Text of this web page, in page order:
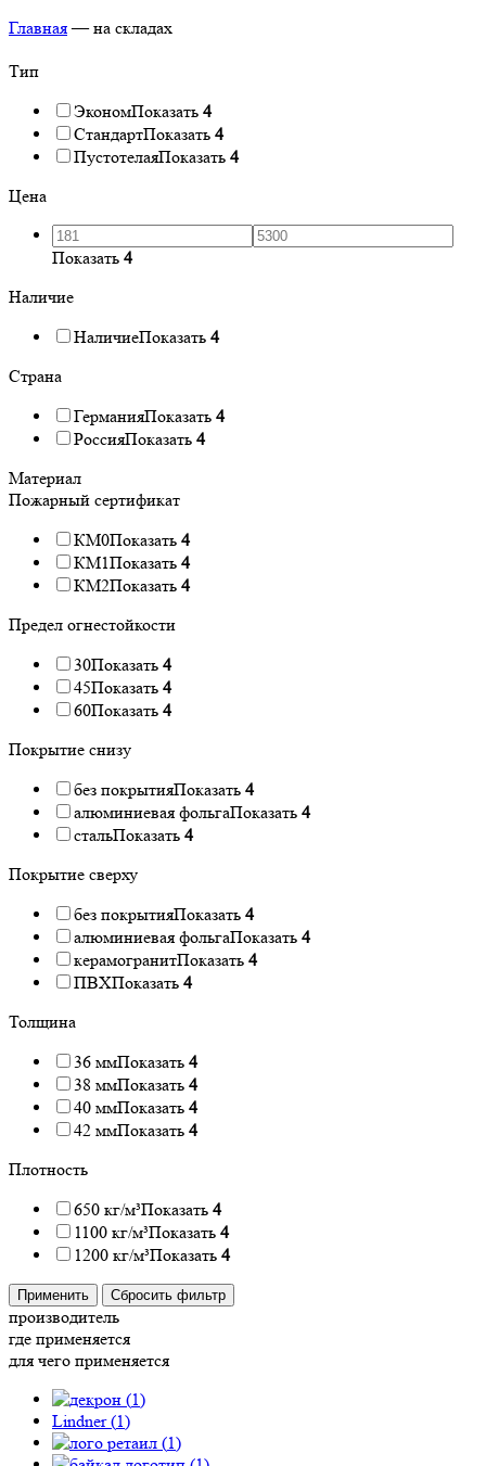
Главная — на складах
Тип
ЭкономПоказать 4
СтандартПоказать 4
ПустотелаяПоказать 4
Цена
Показать 4
Наличие
НаличиеПоказать 4
Страна
ГерманияПоказать 4
РоссияПоказать 4
Материал
Пожарный сертификат
КМ0Показать 4
КМ1Показать 4
КМ2Показать 4
Предел огнестойкости
30Показать 4
45Показать 4
60Показать 4
Покрытие снизу
без покрытияПоказать 4
алюминиевая фольгаПоказать 4
стальПоказать 4
Покрытие сверху
без покрытияПоказать 4
алюминиевая фольгаПоказать 4
керамогранитПоказать 4
ПВХПоказать 4
Толщина
36 ммПоказать 4
38 ммПоказать 4
40 ммПоказать 4
42 ммПоказать 4
Плотность
650 кг/м³Показать 4
1100 кг/м³Показать 4
1200 кг/м³Показать 4
Применить Сбросить фильтр
производитель
где применяется
для чего применяется
(1)
Lindner (1)
(1)